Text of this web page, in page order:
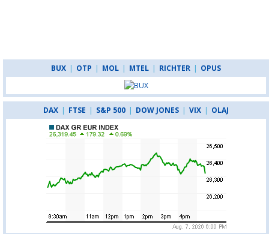
BUX | OTP | MOL | MTEL | RICHTER | OPUS
DAX | FTSE | S&P 500 | DOW JONES | VIX | OLAJ